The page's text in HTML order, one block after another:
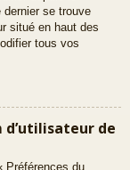
dernier se trouve
situé en haut des
tous vos
de
Préférences du